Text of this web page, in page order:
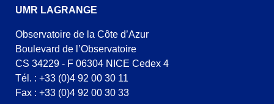
UMR LAGRANGE
Observatoire de la Côte d’Azur
Boulevard de l’Observatoire
CS 34229 - F 06304 NICE Cedex 4
Tél. : +33 (0)4 92 00 30 11
Fax : +33 (0)4 92 00 30 33